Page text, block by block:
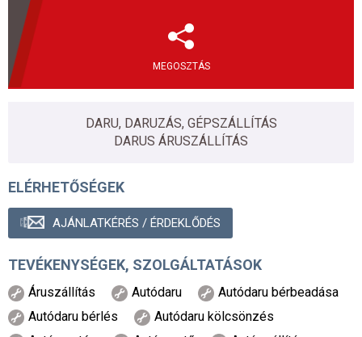
MEGOSZTÁS
DARU, DARUZÁS, GÉPSZÁLLÍTÁS
DARUS ÁRUSZÁLLÍTÁS
ELÉRHETŐSÉGEK
AJÁNLATKÉRÉS / ÉRDEKLŐDÉS
TEVÉKENYSÉGEK, SZOLGÁLTATÁSOK
Áruszállítás Autódaru
Autódaru bérbeadása
Autódaru bérlés
Autódaru kölcsönzés